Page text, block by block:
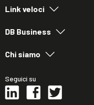
Link veloci
DB Business
Chi siamo
Seguici su